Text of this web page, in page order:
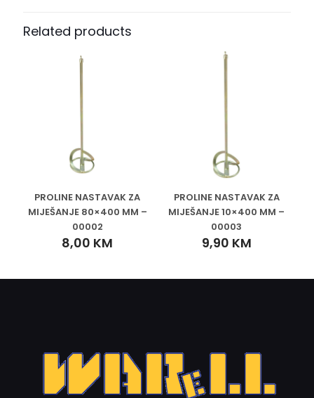
Related products
PROLINE NASTAVAK ZA
MIJEŠANJE 80×400 MM –
00002
8,00 KM
PROLINE NASTAVAK ZA
MIJEŠANJE 10×400 MM –
00003
9,90 KM